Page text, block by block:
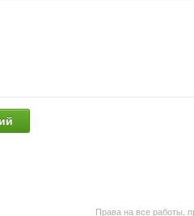
Права на все работы,